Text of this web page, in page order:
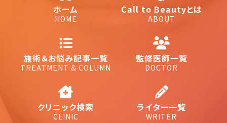
ホーム
HOME
Call to Beautyとは
ABOUT
施術＆お悩み記事一覧
TREATMENT & COLUMN
監修医師一覧
DOCTOR
クリニック検索
CLINIC
ライター一覧
WRITER